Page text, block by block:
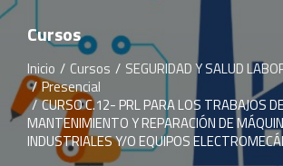
Cursos
Estás aquí:
Inicio Cursos SEGURIDAD Y SALUD
Presencial
CURSO C.12- PRL PARA LOS TRABAJOS
MANTENIMIENTO Y REPARACIÓN DE
INDUSTRIALES Y/O EQUIPOS